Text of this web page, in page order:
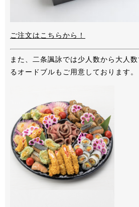
ご注文はこちらから！
また、二条諷詠では少人数から大人
るオードブルもご用意しております。